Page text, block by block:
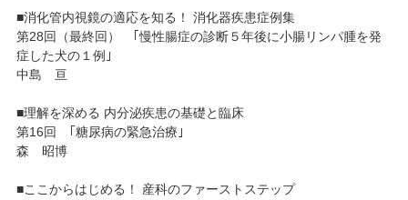
■消化管内視鏡の適応を知る！ 消化器疾患症例集
第28回（最終回） ｢慢性腸症の診断５年後に小腸リンパ腫を発
症した犬の１例｣
中島 亘
■理解を深める 内分泌疾患の基礎と臨床
第16回 ｢糖尿病の緊急治療｣
森 昭博
■ここからはじめる！ 産科のファーストステップ